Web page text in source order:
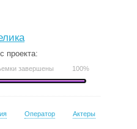
проекта:
завершены 100%
Оператор Актеры